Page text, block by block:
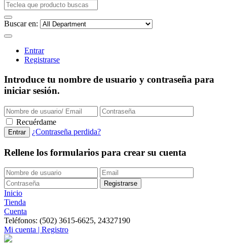
Buscar en:
Entrar
Registrarse
Introduce tu nombre de usuario y contraseña para
iniciar sesión.
Recuérdame
¿Contraseña perdida?
Rellene los formularios para crear su cuenta
Inicio
Tienda
Cuenta
Teléfonos: (502) 3615-6625, 24327190
Mi cuenta | Registro